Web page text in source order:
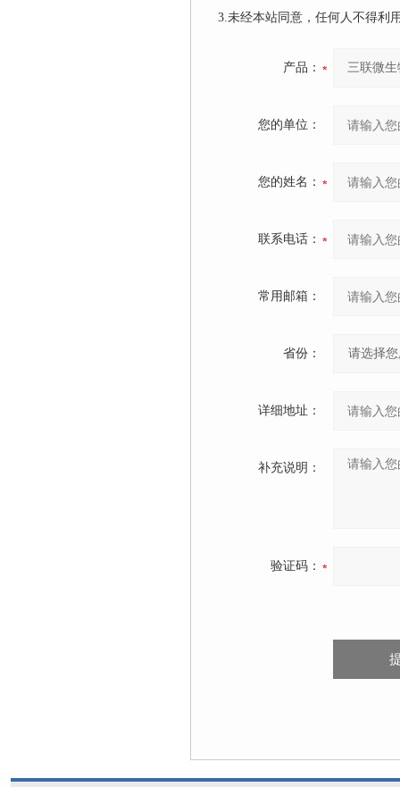
3.未经本站同意，任何人不得利
产品：
您的单位：
您的姓名：
联系电话：
常用邮箱：
省份：
详细地址：
补充说明：
验证码：